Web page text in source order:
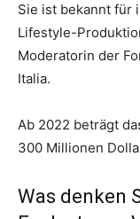
Sie ist bekannt für
Lifestyle-
Moderatorin der
Italia.
Ab 2022 beträgt
300 Millionen
Was denken